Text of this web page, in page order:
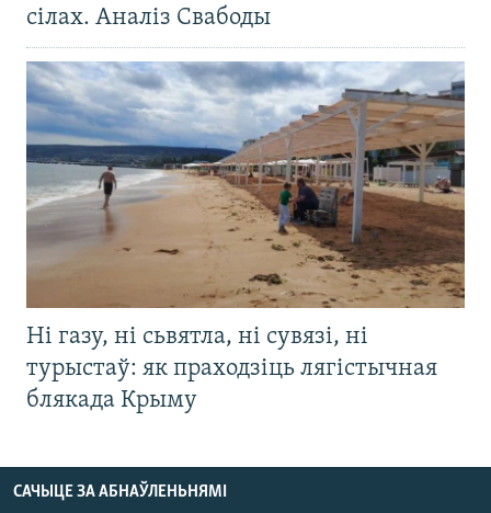
сілах. Аналіз Свабоды
Ні газу, ні сьвятла, ні сувязі, ні
турыстаў: як праходзіць лягістычная
блякада Крыму
САЧЫЦЕ ЗА АБНАЎЛЕНЬНЯМІ